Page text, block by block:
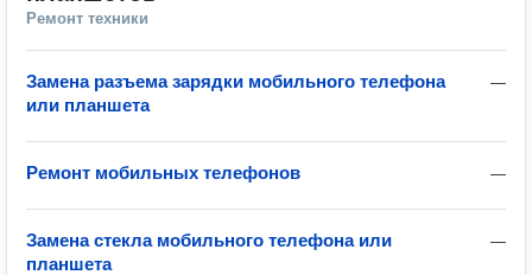
Ремонт техники
—
Замена разъема зарядки мобильного телефона
или планшета
—
Ремонт мобильных телефонов
—
Замена стекла мобильного телефона или
планшета